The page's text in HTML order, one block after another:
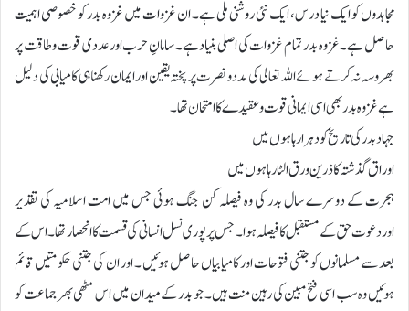
مجاہدوں کو ایک نیا درس، ایک نئی روشنی ملی ہے۔ ان غزوات میں غزوہ بدر کو خصوصی اہمیت
حاصل ہے۔ غزوہ بدر تمام غزوات کی اصلی بنیاد ہے۔ سامانِ حرب اور عددی قوت و طاقت پر
بھروسہ نہ کرتے ہوئے اللہ تعالی کی مدد و نصرت پر پختہ یقین اور ایمان رکھنا ہی کامیابی کی دلیل
ہے غزوہ بدر بھی اسی ایمانی قوت و عقیدے کا امتحان تھا۔
جہاد بدر کی تاریخ کو دہرارہا ہوں میں
اوراق گذشتہ کا ذرین ورق الٹار ہا ہوں میں
ہجرت کے دوسرے سال بدر کی وہ فیصلہ کن جنگ ہوئی جس میں امت اسلامیہ کی تقدیر
اوردعوت حق کے مستقبل کا فیصلہ ہوا۔ جس پر پوری نسل انسانی کی قسمت کا انحصار تھا۔ اس کے
بعد سے مسلمانوں کو جتنی فتوحات اور کامیابیاں حاصل ہوئیں ۔ اور ان کی جتنی حکومتیں قائم
ہوئیں وہ سب اسی فتح مبین کی رہین منت ہیں ۔ جو بدر کے میدان میں اس مٹھی بھر جماعت کو